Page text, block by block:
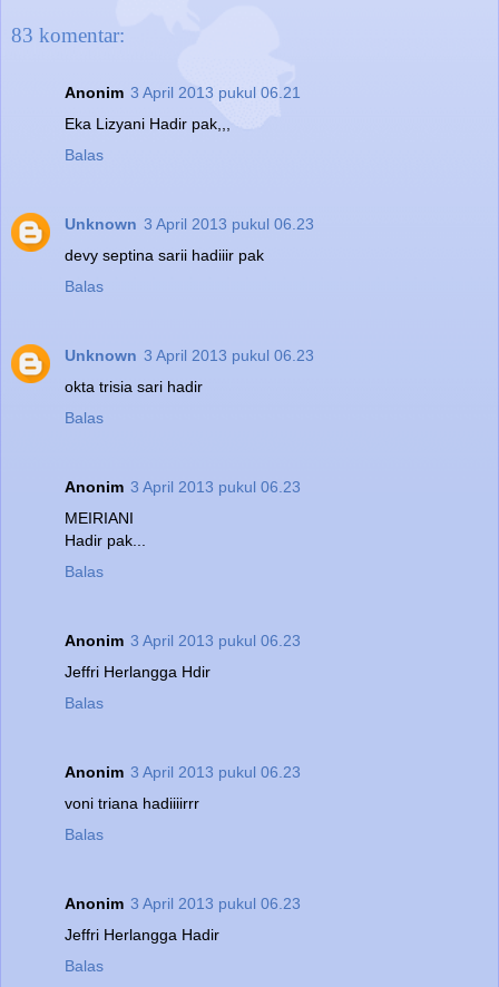
83 komentar:
Anonim 3 April 2013 pukul 06.21
Eka Lizyani Hadir pak,,,
Balas
Unknown 3 April 2013 pukul 06.23
devy septina sarii hadiiir pak
Balas
Unknown 3 April 2013 pukul 06.23
okta trisia sari hadir
Balas
Anonim 3 April 2013 pukul 06.23
MEIRIANI
Hadir pak...
Balas
Anonim 3 April 2013 pukul 06.23
Jeffri Herlangga Hdir
Balas
Anonim 3 April 2013 pukul 06.23
voni triana hadiiiirrr
Balas
Anonim 3 April 2013 pukul 06.23
Jeffri Herlangga Hadir
Balas